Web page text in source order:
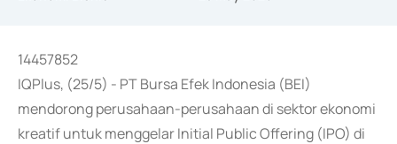
14457852
IQPlus, (25/5) - PT Bursa Efek Indonesia (BEI)
mendorong perusahaan-perusahaan di sektor ekonomi
kreatif untuk menggelar Initial Public Offering (IPO) di